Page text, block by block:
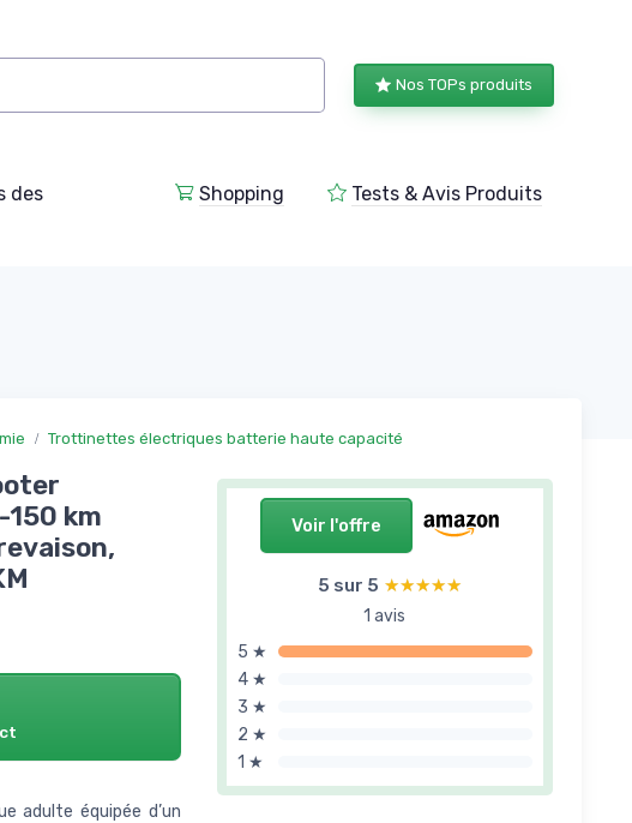
Nos TOPs produits
des
Shopping Tests & Avis Produits
Trottinettes électriques batterie haute capacité
Voir l'offre
5 sur 5 ★★★★★
★★★★★
1 avis
5 ★
4 ★
3 ★
2 ★
1 ★
150 km
adulte équipée d’un